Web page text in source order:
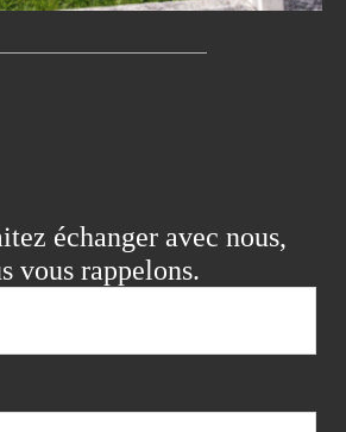
échanger avec nous,
vous rappelons.